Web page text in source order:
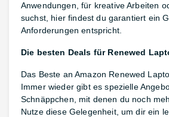
Anwendungen, für kreative Arbeiten
suchst, hier findest du garantiert ein
Anforderungen entspricht.
Die besten Deals für Renewed
Das Beste an Amazon Renewed
Immer wieder gibt es spezielle
Schnäppchen, mit denen du noch
Nutze diese Gelegenheit, um dir ein